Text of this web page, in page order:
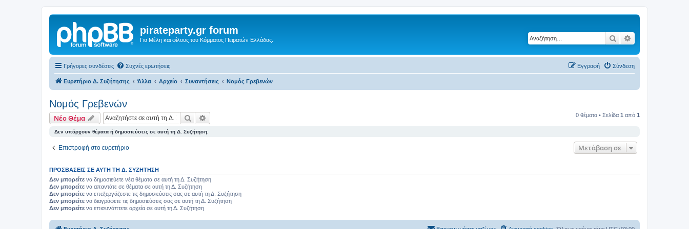
pirateparty.gr forum
Για Μέλη και φίλους του Κόμματος Πειρατών Ελλάδας. Αναζήτηση
Γρήγορες συνδέσεις Συχνές ερωτήσεις Σύνδεση
Εγγραφή
Ευρετήριο Δ. Συζήτησης Άλλα Αρχείο Συναντήσεις Νομός Γρεβενών‎
Νομός Γρεβενών‎
Νέο Θέμα Αναζήτηση 0 θέματα • Σελίδα 1 από 1
Δεν υπάρχουν θέματα ή δημοσιεύσεις σε αυτή τη Δ. Συζήτηση.
Επιστροφή στο ευρετήριο Μετάβαση σε
ΠΡΟΣΒΆΣΕΙΣ ΣΕ ΑΥΤΉ ΤΗ Δ. ΣΥΖΉΤΗΣΗ
Δεν μπορείτε να δημοσιεύετε νέα θέματα σε αυτή τη Δ. Συζήτηση
Δεν μπορείτε να απαντάτε σε θέματα σε αυτή τη Δ. Συζήτηση
Δεν μπορείτε να επεξεργάζεστε τις δημοσιεύσεις σας σε αυτή τη Δ. Συζήτηση
Δεν μπορείτε να διαγράφετε τις δημοσιεύσεις σας σε αυτή τη Δ. Συζήτηση
Δεν μπορείτε να επισυνάπτετε αρχεία σε αυτή τη Δ. Συζήτηση